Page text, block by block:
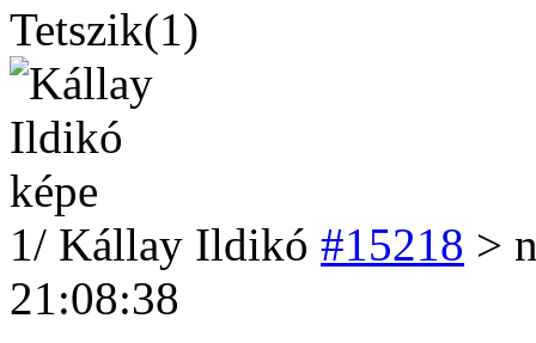
Tetszik(1)
1/ Kállay Ildikó #15218 >
21:08:38